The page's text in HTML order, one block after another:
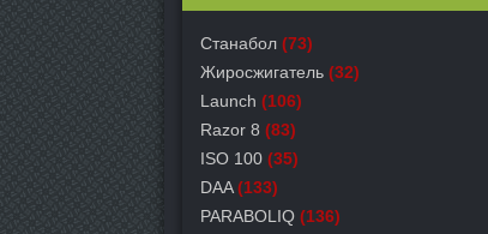
Станабол (73)
Жиросжигатель (32)
Launch (106)
Razor 8 (83)
ISO 100 (35)
DAA (133)
PARABOLIQ (136)